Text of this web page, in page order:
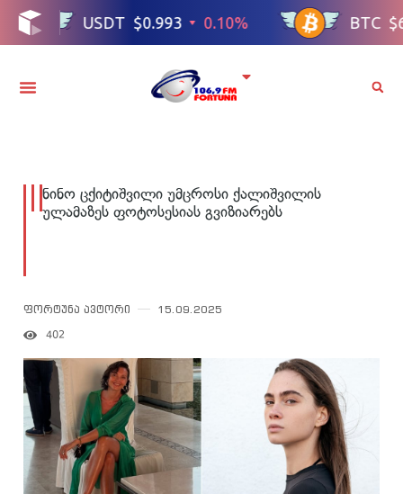
ნინო ცქიტიშვილი უმცროსი ქალიშვილის
ულამაზეს ფოტოსესიას გვიზიარებს
ფორტუნა ავტორი 15.09.2025
402